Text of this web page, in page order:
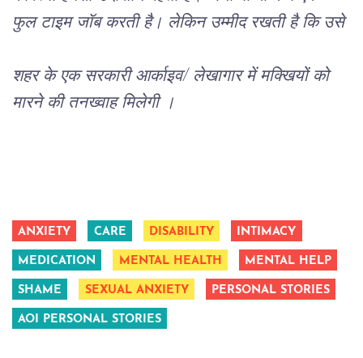
फुल टाइम जॉब करती है। लेकिन उम्मीद रखती है कि उसे
शहर के एक सरकारी आर्काइव/ लेखागार में मक्खियों को
मारने की तनख्वाह मिलेगी ।
ANXIETY CARE DISABILITY INTIMACY
MEDICATION MENTAL HEALTH MENTAL HELP
SHAME SEXUAL ANXIETY PERSONAL STORIES
AOI PERSONAL STORIES